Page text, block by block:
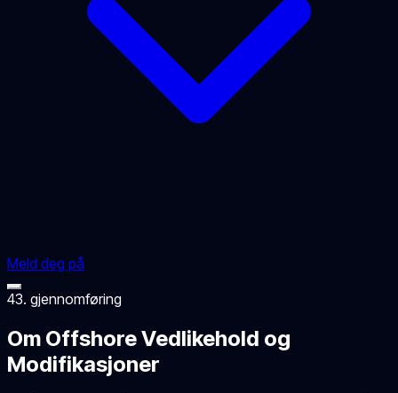
Meld deg på
43. gjennomføring
Om Offshore Vedlikehold og
Modifikasjoner